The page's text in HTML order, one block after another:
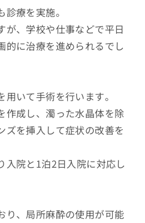
療を実施。
が、学校や仕事などで平日
的に治療を進められるでし
いて手術を行います。
作成し、濁った水晶体を除
ズを挿入して症状の改善を
入院と1泊2日入院に対応し
り、局所麻酔の使用が可能